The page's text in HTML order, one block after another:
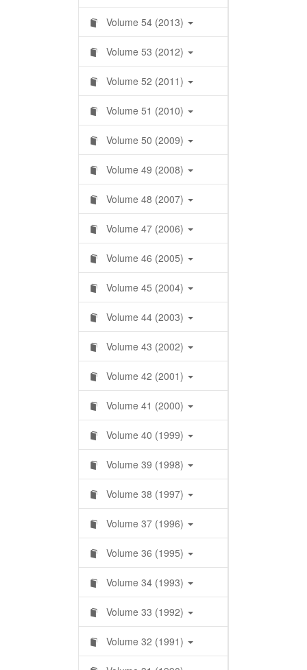
Volume 54 (2013)
Volume 53 (2012)
Volume 52 (2011)
Volume 51 (2010)
Volume 50 (2009)
Volume 49 (2008)
Volume 48 (2007)
Volume 47 (2006)
Volume 46 (2005)
Volume 45 (2004)
Volume 44 (2003)
Volume 43 (2002)
Volume 42 (2001)
Volume 41 (2000)
Volume 40 (1999)
Volume 39 (1998)
Volume 38 (1997)
Volume 37 (1996)
Volume 36 (1995)
Volume 34 (1993)
Volume 33 (1992)
Volume 32 (1991)